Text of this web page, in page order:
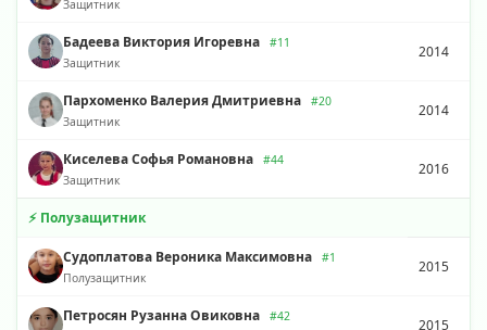
Защитник
Бадеева Виктория Игоревна
#11
Защитник
2014
Пархоменко Валерия Дмитриевна
#20
Защитник
2014
Киселева Софья Романовна
#44
Защитник
2016
⚡ Полузащитник
Судоплатова Вероника Максимовна
#1
Полузащитник
2015
Петросян Рузанна Овиковна
#42
2015